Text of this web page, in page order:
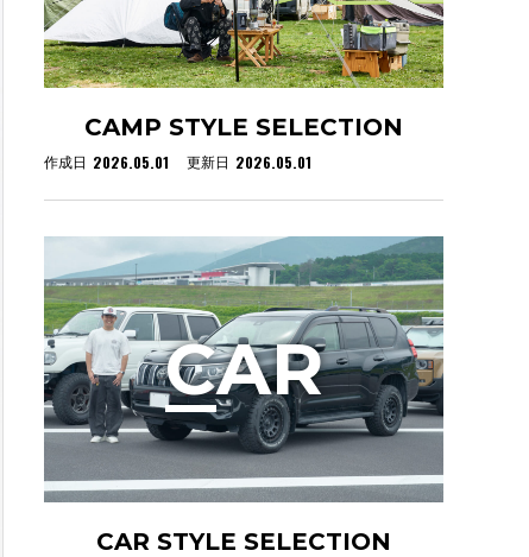
CAMP STYLE SELECTION
作成日 2026.05.01 更新日 2026.05.01
CAR STYLE SELECTION
CAR